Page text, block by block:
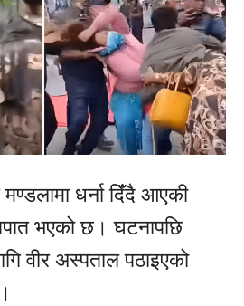
धर्ना दिँदै आएकी
भएको छ। घटनापछि
वीर अस्पताल पठाइएको